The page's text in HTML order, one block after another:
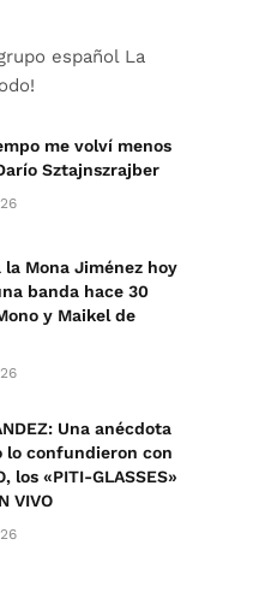
español La
me volví menos
Sztajnszrajber
la Mona Jiménez hoy
banda hace 30
y Maikel de
Una anécdota
lo confundieron con
los «PITI-GLASSES»
VIVO